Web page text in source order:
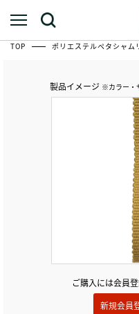
TOP ポリエステルペタシャム
製品イメージ ※カラー・
ご購入には会員
新規会員